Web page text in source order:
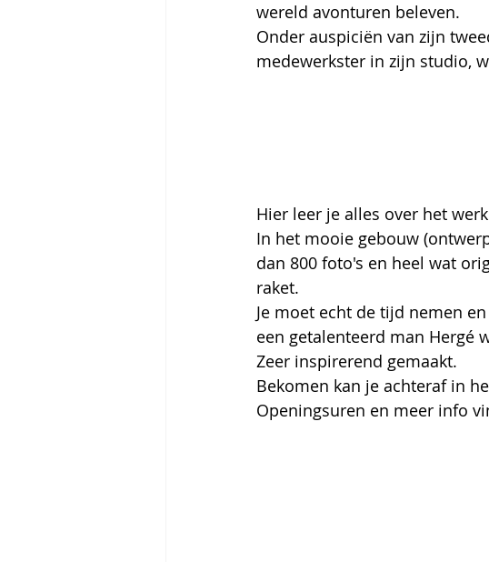
wereld avonturen beleven.
Onder auspiciën van zijn
medewerkster in zijn studio,
Hier leer je alles over het
In het mooie gebouw
dan 800 foto's en heel wat
raket.
Je moet echt de tijd nemen
een getalenteerd man Hergé
Zeer inspirerend gemaakt.
Bekomen kan je achteraf in
Openingsuren en meer info